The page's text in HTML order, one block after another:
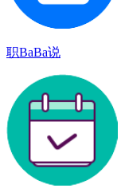
职BaBa说